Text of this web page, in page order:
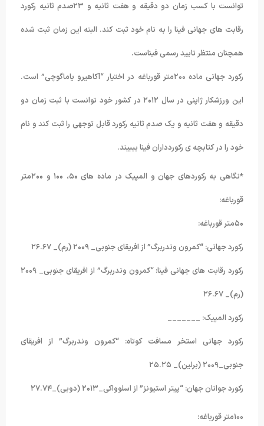
توانست با کسب زمان دو دقیقه و هفت ثانیه و ۲۳صدم ثانیه رکورد
رقابت های جهانی فینا را به نام خود ثبت کند. البته این زمان ثبت شده
همچنان منتظر تایید رسمی فیناست.
رکورد جهانی ماده ۲۰۰متر قورباغه در اختیار “آکاهیرو یاماگوچی” است.
این ورزشکار ژاپنی در سال ۲۰۱۲ در کشور خود توانست با ثبت زمان دو
دقیقه و هفت ثانیه و یک صدم ثانیه رکورد قابل توجهی را ثبت کند و نام
خود را در کتابچه ی رکوردداران فینا بببیند.
*نگاهی به رکوردهای جهان و المپیک در ماده های ۵۰، ۱۰۰ و ۲۰۰متر
قورباغه:
۵۰متر قورباغه:
رکورد جهانی: “کمرون وندربرگ” از افریقای جنوبی_ ۲۰۰۹ (رم)_ ۲۶.۶۷
رکورد رقابت های جهانی فینا: “کمرون وندربرگ” از افریقای جنوبی_ ۲۰۰۹
(رم)_ ۲۶.۶۷
رکورد المپیک: _______
رکورد جهانی استخر مسافت کوتاه: “کمرون وندربرگ” از افریقای
جنوبی_۲۰۰۹ (برلین)_ ۲۵.۲۵
رکورد جوانان جهان: “پیتر استیونز” از اسلوواکی_۲۰۱۳ (دوبی)_۲۷.۷۴
۱۰۰متر قورباغه: